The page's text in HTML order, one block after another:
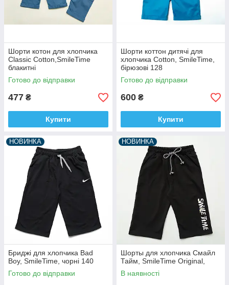
Шорти котон для хлопчика
Classic Cotton,SmileTime
блакитні
Готово до відправки
477 ₴
Купити
Шорти коттон дитячі для
хлопчика Cotton, SmileTime,
бірюзові 128
Готово до відправки
600 ₴
Купити
НОВИНКА
Бриджі для хлопчика Bad
Boy, SmileTime, чорні 140
Готово до відправки
НОВИНКА
Шорты для хлопчика Смайл
Тайм, SmileTime Original,
В наявності